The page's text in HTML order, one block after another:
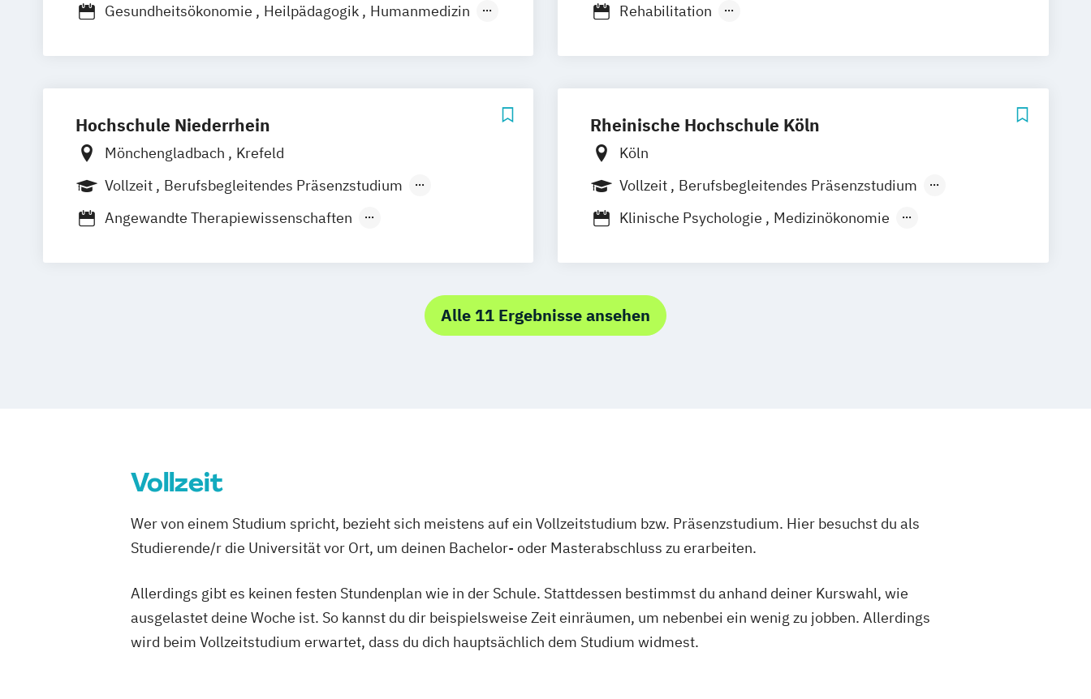
Gesundheitsökonomie
Heilpädagogik
Humanmedizin
anwendungsorientiert Rehabilitationswissenschaften
Rehabilitation
Sport und Gesundheit in Prävention und Therapie
Hochschule Niederrhein
Mönchengladbach
Krefeld
Vollzeit
Berufsbegleitendes Präsenzstudium
Duales Studium
Angewandte Therapiewissenschaften
Ernährungswissenschaften Health Care Management
Rheinische Hochschule Köln
Köln
Vollzeit
Berufsbegleitendes Präsenzstudium
Duales Studium
Klinische Psychologie
Medizinökonomie
Molekulare Biomedizin Physiotherapie Psychologie
Alle 11 Ergebnisse ansehen
Vollzeit
Wer von einem Studium spricht, bezieht sich meistens auf ein Vollzeitstudium bzw. Präsenzstudium. Hier besuchst du als
Studierende/r die Universität vor Ort, um deinen Bachelor- oder Masterabschluss zu erarbeiten.
Allerdings gibt es keinen festen Stundenplan wie in der Schule. Stattdessen bestimmst du anhand deiner Kurswahl, wie
ausgelastet deine Woche ist. So kannst du dir beispielsweise Zeit einräumen, um nebenbei ein wenig zu jobben. Allerdings
wird beim Vollzeitstudium erwartet, dass du dich hauptsächlich dem Studium widmest.